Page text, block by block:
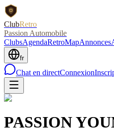
ClubRetro
Passion Automobile
ClubsAgendaRetroMapAnnonces
fr
Chat en directConnexion
PASSION